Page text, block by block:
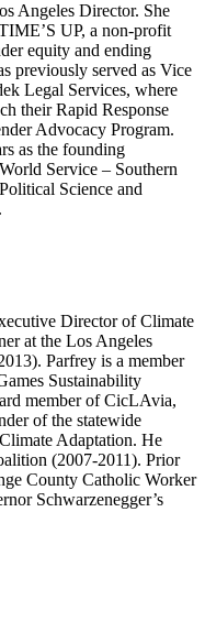
Angeles Director. She
UP, a non-profit
equity and ending
previously served as Vice
Legal Services, where
their Rapid Response
Advocacy Program.
as the founding
Service – Southern
Science and
Director of Climate
at the Los Angeles
Parfrey is a member
Sustainability
member of CicLAvia,
of the statewide
Adaptation. He
(2007-2011). Prior
County Catholic Worker
Schwarzenegger’s